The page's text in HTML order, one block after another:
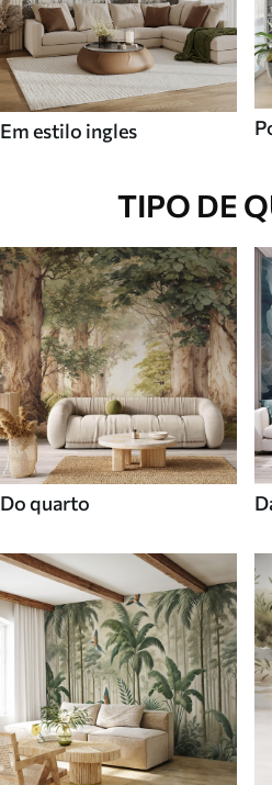
Em estilo ingles
TIPO DE
Do quarto